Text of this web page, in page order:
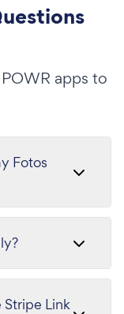
apps to
Fotos
Stripe Link